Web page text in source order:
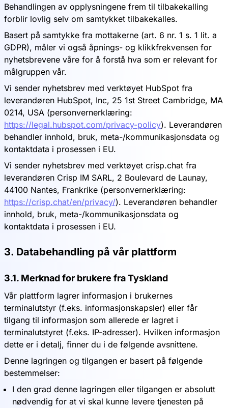
Behandlingen av opplysningene frem til tilbakekalling
forblir lovlig selv om samtykket tilbakekalles.
Basert på samtykke fra mottakerne (art. 6 nr. 1 s. 1 lit. a
GDPR), måler vi også åpnings- og klikkfrekvensen for
nyhetsbrevene våre for å forstå hva som er relevant for
målgruppen vår.
Vi sender nyhetsbrev med verktøyet HubSpot fra
leverandøren HubSpot, Inc, 25 1st Street Cambridge, MA
0214, USA (personvernerklæring:
https://legal.hubspot.com/privacy-policy). Leverandøren
behandler innhold, bruk, meta-/kommunikasjonsdata og
kontaktdata i prosessen i EU.
Vi sender nyhetsbrev med verktøyet crisp.chat fra
leverandøren Crisp IM SARL, 2 Boulevard de Launay,
44100 Nantes, Frankrike (personvernerklæring:
https://crisp.chat/en/privacy/). Leverandøren behandler
innhold, bruk, meta-/kommunikasjonsdata og
kontaktdata i prosessen i EU.
3. Databehandling på vår plattform
3.1. Merknad for brukere fra Tyskland
Vår plattform lagrer informasjon i brukernes
terminalutstyr (f.eks. informasjonskapsler) eller får
tilgang til informasjon som allerede er lagret i
terminalutstyret (f.eks. IP-adresser). Hvilken informasjon
dette er i detalj, finner du i de følgende avsnittene.
Denne lagringen og tilgangen er basert på følgende
bestemmelser:
I den grad denne lagringen eller tilgangen er absolutt
nødvendig for at vi skal kunne levere tjenesten på